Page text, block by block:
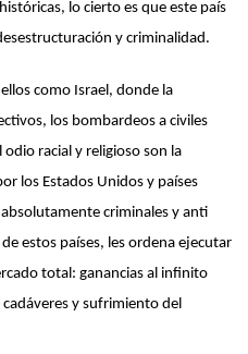
lo cierto es que este país
y criminalidad.
como Israel, donde la
los bombardeos a civiles
racial y religioso son la
los Estados Unidos y países
criminales y anti
estos países, les ordena ejecutar
total: ganancias al infinito
y sufrimiento del